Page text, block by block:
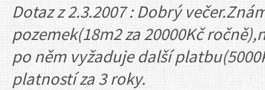
Dotaz z 2.3.2007 : Dobrý
pozemek(18m2 za 20000Kč
po něm vyžaduje další
platností za 3 roky.